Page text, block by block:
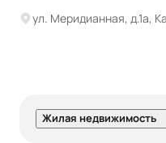
ул. Меридианная, д.1а,
Жилая недвижимость